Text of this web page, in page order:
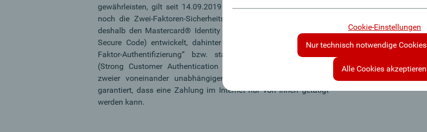
gewährleisten, gilt seit 14.09.2019 laut EU-Richtlinien PSD2 nur
noch die Zwei-Faktoren-Sicherheitsüberprüfung. Mastercard hat
deshalb den Mastercard® Identity Check™ (ehemals Mastercard
Secure Code) entwickelt, dahinter steht die sogenannte „Zwei-
Faktor-Authentifizierung“ bzw. starke Kundenauthentifizierung
(Strong Customer Authentication – SCA). Durch die Prüfung
zweier voneinander unabhängigen Sicherheitsmerkmalen wird
garantiert, dass eine Zahlung im Internet nur von Ihnen getätigt
werden kann.
Cookie-Einstellungen
Nur technisch notwendige Cookies
Alle Cookies akzeptieren